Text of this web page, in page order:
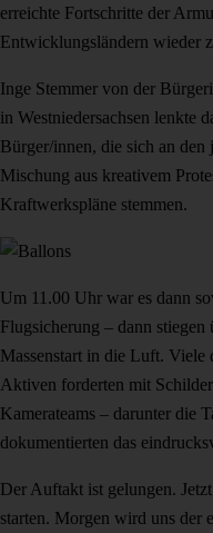
erreichte Fortschritte der
Entwicklungsländern wieder
Inge Stemmer von der
in Westniedersachsen lenkte
Bürger/innen, die sich an
Mischung aus kreativem
Kraftwerkspläne stemmen.
Um 11.00 Uhr war es dann
Flugsicherung – dann
Massenstart in die Luft. Viele
Aktiven forderten mit
Kamerateams – darunter die
dokumentierten das
Der Auftakt ist gelungen.
starten. Morgen wird uns der